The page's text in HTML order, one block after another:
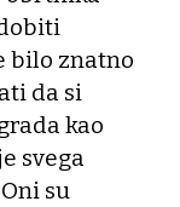
bilo znatno
da si
kao
svega
su